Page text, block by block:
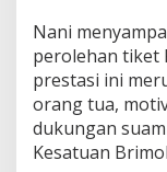
Nani
perolehan tiket
prestasi ini
orang tua,
dukungan
Kesatuan